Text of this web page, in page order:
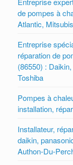
de pompes à
Atlantic,
Entreprise
réparation de
(86550) :
Toshiba
Pompes à
installation,
Installateur,
daikin,
Authon-Du-